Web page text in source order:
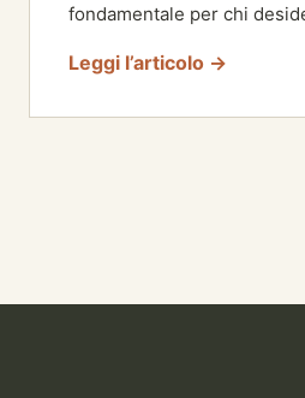
fondamentale per chi
Leggi l’articolo →